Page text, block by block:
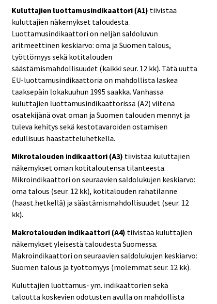
Kuluttajien luottamusindikaattori (A1) tiivistää
kuluttajien näkemykset taloudesta.
Luottamusindikaattori on neljän saldoluvun
aritmeettinen keskiarvo: oma ja Suomen talous,
työttömyys sekä kotitalouden
säästämismahdollisuudet (kaikki seur. 12 kk). Tätä uutta
EU-luottamusindikaattoria on mahdollista laskea
taaksepäin lokakuuhun 1995 saakka. Vanhassa
kuluttajien luottamusindikaattorissa (A2) viitenä
osatekijänä ovat oman ja Suomen talouden mennyt ja
tuleva kehitys sekä kestotavaroiden ostamisen
edullisuus haastatteluhetkellä.
Mikrotalouden indikaattori (A3) tiivistää kuluttajien
näkemykset oman kotitaloutensa tilanteesta.
Mikroindikaattori on seuraavien saldolukujen keskiarvo:
oma talous (seur. 12 kk), kotitalouden rahatilanne
(haast.hetkellä) ja säästämismahdollisuudet (seur. 12
kk).
Makrotalouden indikaattori (A4) tiivistää kuluttajien
näkemykset yleisestä taloudesta Suomessa.
Makroindikaattori on seuraavien saldolukujen keskiarvo:
Suomen talous ja työttömyys (molemmat seur. 12 kk).
Kuluttajien luottamus- ym. indikaattorien sekä
taloutta koskevien odotusten avulla on mahdollista